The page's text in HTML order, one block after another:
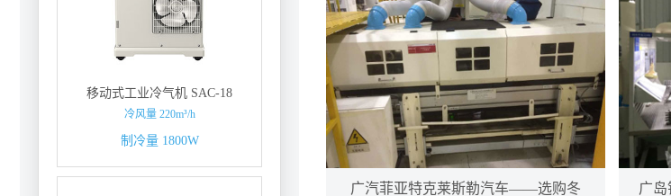
广汽菲亚特克莱斯勒汽车——选购冬
广
移动式工业冷气机 SAC-18
冷风量 220m³/h
制冷量 1800W